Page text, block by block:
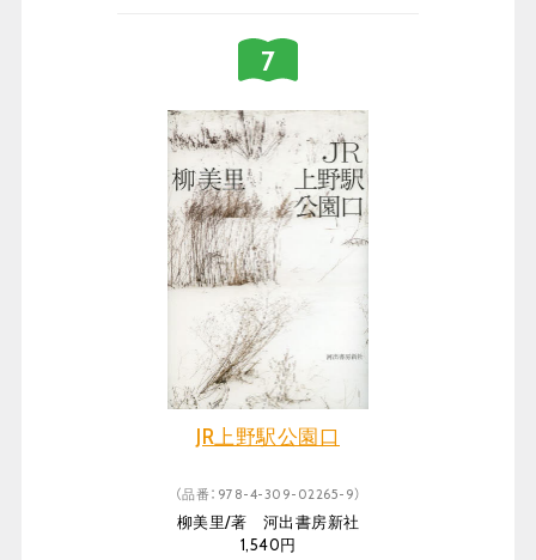
JR上野駅公園口
（品番：978-4-309-02265-9）
柳美里/著 河出書房新社
1,540円